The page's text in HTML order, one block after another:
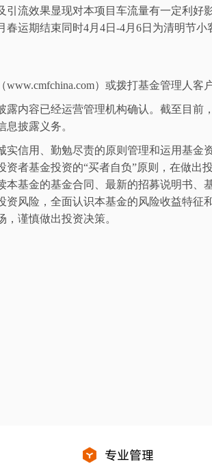
引流效果显现对本项目车流量有一定利好影
春运期结束同时4月 4日 -4月 6日为清明节小
www.cmfchina.com）或拨打基金管理人客
露内容已经运营管理机构确认。截至目前
披露义务。
实信用、勤勉尽责的原则管理和运用基
资者基金投资的“买者自负”原则，在做出
本基金的基金合同、最新的招募说明书、
资风险，全面认识本基金的风险收益特
谨慎做出投资决策。
专业管理